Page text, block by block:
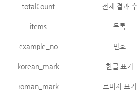
totalCount 전체 결과 수
items 목록
example_no 번호
korean_mark 한글 표기
roman_mark 로마자 표기